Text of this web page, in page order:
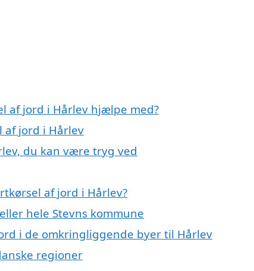
af jord i Hårlev hjælpe med?
jord i Hårlev
du kan være tryg ved
af jord i Hårlev?
hele Stevns kommune
i de omkringliggende byer til Hårlev
regioner